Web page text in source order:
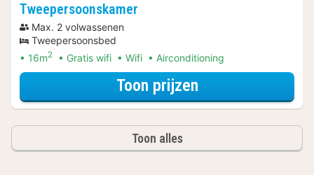
Tweepersoonskamer
Max. 2 volwassenen
Tweepersoonsbed
16m2 Gratis wifi Wifi Airconditioning
Toon prijzenvoor Ontdek de
Toon alles